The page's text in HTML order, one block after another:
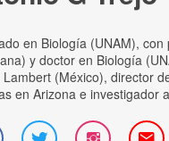
en Biología (UNAM),
y doctor en Biología
Lambert (México), director
en Arizona e investigador